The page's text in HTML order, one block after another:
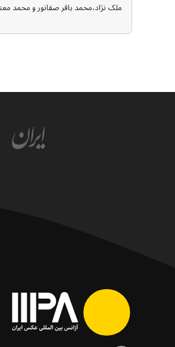
ملک نژاد،محمد باقر صفانور و محمد